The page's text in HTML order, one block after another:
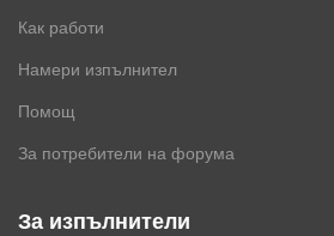
Как работи
Намери изпълнител
Помощ
За потребители на форума
За изпълнители